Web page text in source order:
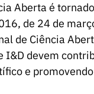
Aberta é
de 24 de
de Ciência
devem
e